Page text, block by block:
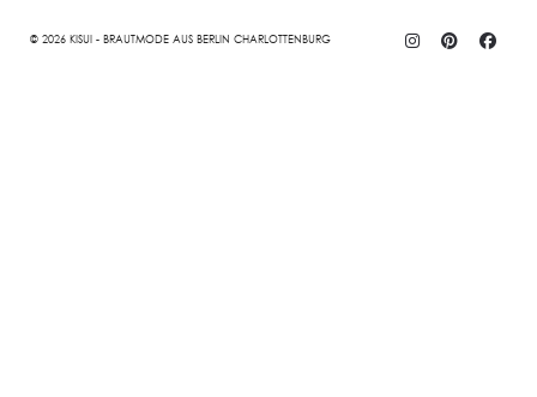
© 2026 KISUI - BRAUTMODE AUS BERLIN CHARLOTTENBURG